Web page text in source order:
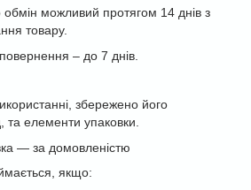
можливий протягом 14 днів з
товару.
– до 7 днів.
збережено його
та елементи упаковки.
— за домовленістю
якщо: